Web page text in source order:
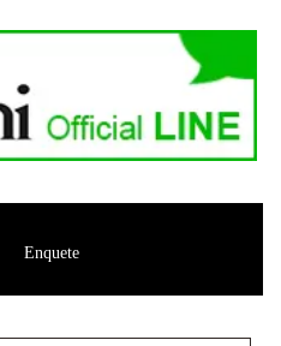
Enquete